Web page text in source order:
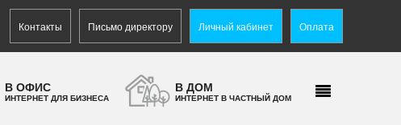
Контакты Письмо директору Личный кабинет Оплата
В ОФИС
ИНТЕРНЕТ ДЛЯ БИЗНЕСА
В ДОМ
ИНТЕРНЕТ В ЧАСТНЫЙ ДОМ